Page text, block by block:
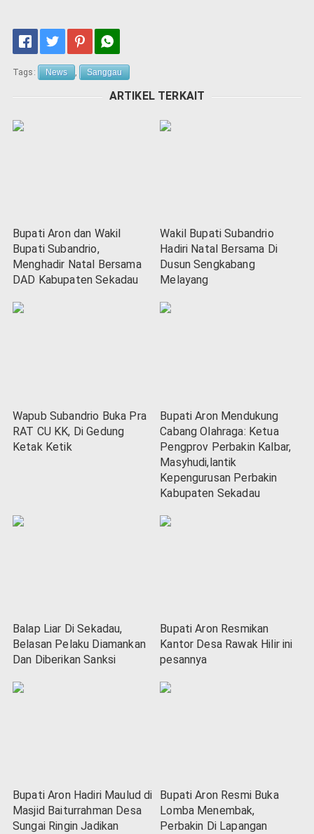
Tags: News , Sanggau
ARTIKEL TERKAIT
Bupati Aron dan Wakil
Bupati Subandrio,
Menghadir Natal Bersama
DAD Kabupaten Sekadau
Wakil Bupati Subandrio
Hadiri Natal Bersama Di
Dusun Sengkabang
Melayang
Wapub Subandrio Buka Pra
RAT CU KK, Di Gedung
Ketak Ketik
Bupati Aron Mendukung
Cabang Olahraga: Ketua
Pengprov Perbakin Kalbar,
Masyhudi,lantik
Kepengurusan Perbakin
Kabupaten Sekadau
Balap Liar Di Sekadau,
Belasan Pelaku Diamankan
Dan Diberikan Sanksi
Bupati Aron Resmikan
Kantor Desa Rawak Hilir ini
pesannya
Bupati Aron Hadiri Maulud di
Masjid Baiturrahman Desa
Sungai Ringin Jadikan
Bupati Aron Resmi Buka
Lomba Menembak,
Perbakin Di Lapangan